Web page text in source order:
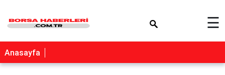
☰
Anasayfa